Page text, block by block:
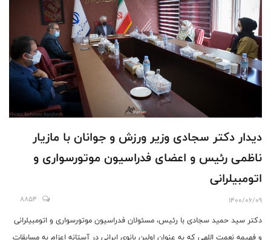
دیدار دکتر سجادی وزیر ورزش و جوانان با مازیار
ناظمی رئیس و اعضای فدراسیون موتورسواری و
اتومبیلرانی
1400/06/09
8854
دکتر سید حمید سجادی با رئیس، مسئولان فدراسیون موتورسواری و اتومبیلرانی
و فهیمه نعمت اللهی که به عنوان اولین بانوی ایرانی در آستانه اعزام به مسابقات